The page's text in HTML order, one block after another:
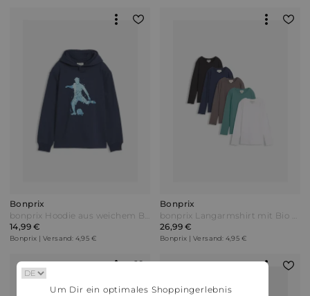
Bonprix
14,99 €
Bonprix | Versand: 4,95 €
Bonprix
26,99 €
Bonprix | Versand: 4,95 €
Um Dir ein optimales Shoppingerlebnis